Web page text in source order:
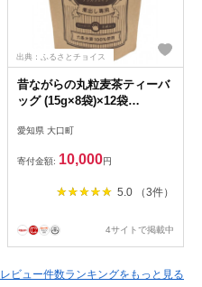
出典：ふるさとチョイス
昔ながらの丸粒麦茶ティーバ
ッグ (15g×8袋)×12袋
愛知県 大口町
寄付金額: 10,000円
5.0 （3件）
4サイトで掲載中
レビュー件数ランキングをもっと見る